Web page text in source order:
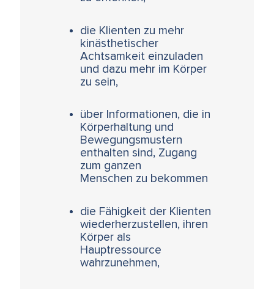
die Klienten zu mehr
kinästhetischer
Achtsamkeit einzuladen
und dazu mehr im Körper
zu sein,
über Informationen, die in
Körperhaltung und
Bewegungsmustern
enthalten sind, Zugang
zum ganzen
Menschen zu bekommen
die Fähigkeit der Klienten
wiederherzustellen, ihren
Körper als
Hauptressource
wahrzunehmen,